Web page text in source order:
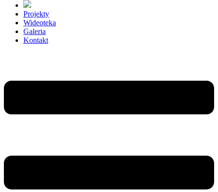
Projekty
Wideoteka
Galeria
Kontakt